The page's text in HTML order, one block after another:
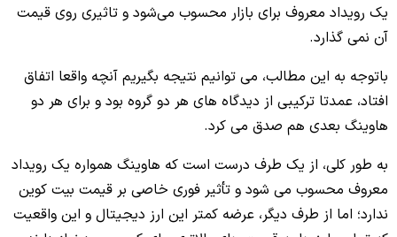
یک رویداد معروف برای بازار محسوب می‌شود و تاثیری روی قیمت
آن نمی‌ گذارد.
باتوجه‌ به این مطالب، می‌ توانیم نتیجه بگیریم آنچه واقعا اتفاق
افتاد، عمدتا ترکیبی از دیدگاه‌ های هر دو گروه بود و برای هر دو
هاوینگ بعدی هم صدق می‌ کرد.
به‌ طور کلی، از یک طرف درست است که هاوینگ همواره یک رویداد
معروف محسوب می‌ شود و تأثیر فوری خاصی بر قیمت بیت کوین
ندارد؛ اما از طرف دیگر، عرضه کمتر این ارز دیجیتال و این واقعیت